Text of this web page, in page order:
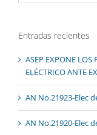
Entradas recientes
ASEP EXPONE LOS
ELÉCTRICO ANTE
AN No.21923-Elec
AN No.21920-Elec